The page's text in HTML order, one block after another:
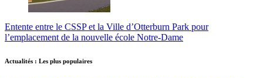
Entente entre le CSSP et la Ville d’Otterburn Park pour
l’emplacement de la nouvelle école Notre-Dame
Actualités : Les plus populaires